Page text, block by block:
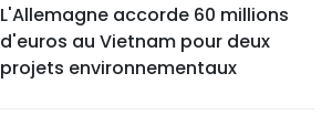
L'Allemagne accorde 60 millions
d'euros au Vietnam pour deux
projets environnementaux